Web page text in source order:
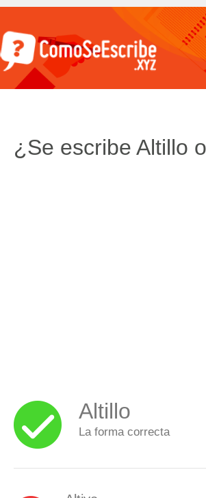
¿Se escribe Altillo
Altillo
La forma correcta